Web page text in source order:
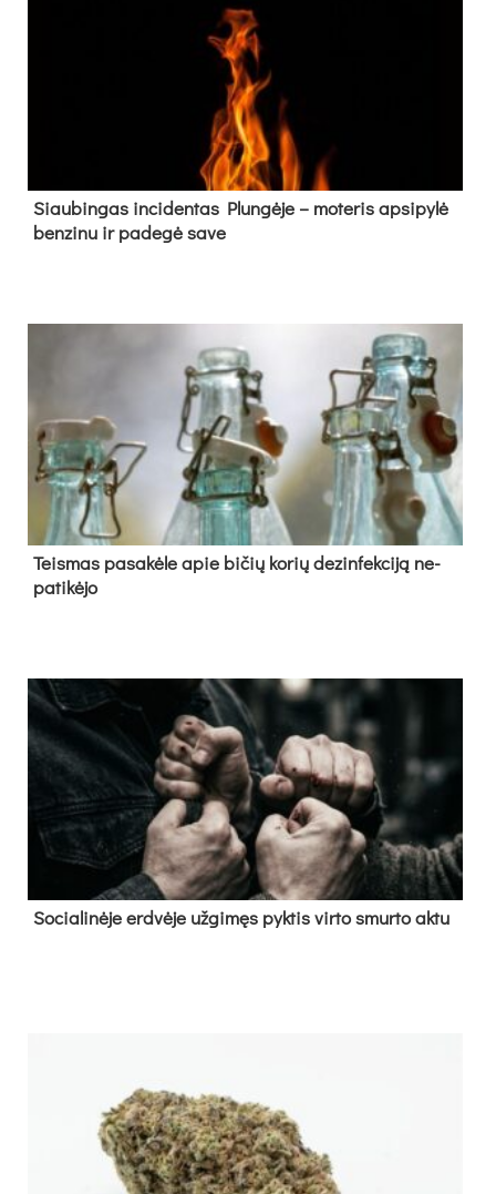
Siau­bin­gas in­ci­den­tas Plun­gė­je – mo­te­ris ap­si­py­lė
ben­zi­nu ir pa­de­gė sa­ve
Teis­mas pa­sa­kė­le apie bi­čių ko­rių de­zin­fek­ci­ją ne­
pa­ti­kė­jo
So­cia­li­nė­je erd­vė­je už­gi­męs pyk­tis vir­to smur­to ak­tu